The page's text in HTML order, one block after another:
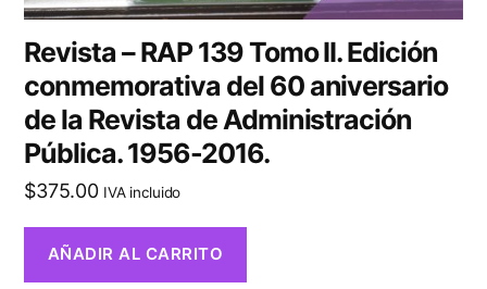
Revista – RAP 139 Tomo II. Edición
conmemorativa del 60 aniversario
de la Revista de Administración
Pública. 1956-2016.
$375.00 IVA incluido
AÑADIR AL CARRITO